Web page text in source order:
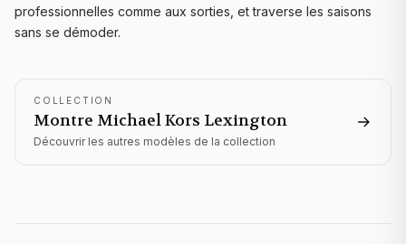
professionnelles comme aux sorties, et traverse les saisons
sans se démoder.
COLLECTION
Montre Michael Kors Lexington
Découvrir les autres modèles de la collection